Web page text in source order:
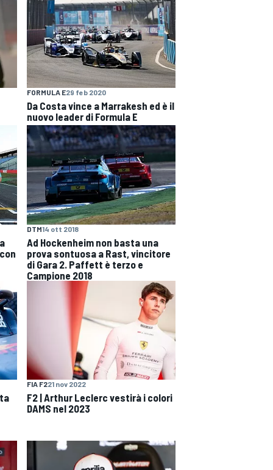
FORMULA E29 feb 2020
Da Costa vince a Marrakesh ed è il
nuovo leader di Formula E
DTM14 ott 2018
Ad Hockenheim non basta una
prova sontuosa a Rast, vincitore
di Gara 2. Paffett è terzo e
Campione 2018
FIA F221 nov 2022
F2 | Arthur Leclerc vestirà i colori
DAMS nel 2023